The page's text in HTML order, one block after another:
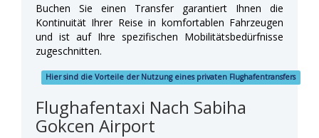
Buchen Sie einen Transfer garantiert Ihnen die
Kontinuität Ihrer Reise in komfortablen Fahrzeugen
und ist auf Ihre spezifischen Mobilitätsbedürfnisse
zugeschnitten.
Hier sind die Vorteile der Nutzung eines privaten Flughafentransfers
Flughafentaxi Nach Sabiha
Gokcen Airport